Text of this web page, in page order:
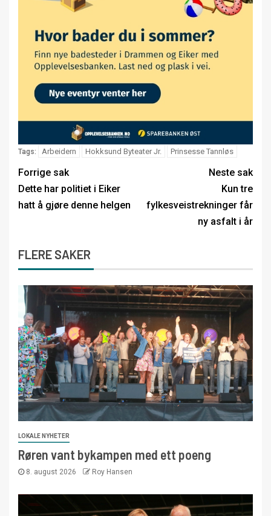
Tags: Arbeidern Hokksund Byteater Jr. Prinsesse Tannløs
Forrige sak
Dette har politiet i Eiker
hatt å gjøre denne helgen
Neste sak
Kun tre
fylkesveistrekninger får
ny asfalt i år
FLERE SAKER
LOKALE NYHETER
Røren vant bykampen med ett poeng
8. august 2026 Roy Hansen